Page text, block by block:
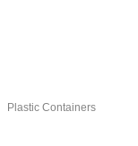
Plastic Containers